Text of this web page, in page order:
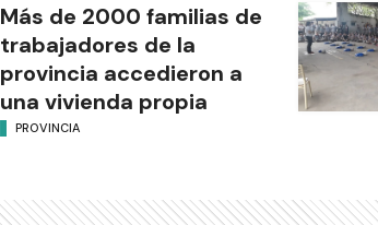
Más de 2000 familias de
trabajadores de la
provincia accedieron a
una vivienda propia
PROVINCIA